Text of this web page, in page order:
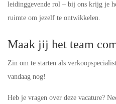
leidinggevende rol – bij ons krijg je
ruimte om jezelf te ontwikkelen.
Maak jij het team
Zin om te starten als
vandaag nog!
Heb je vragen over deze vacature?